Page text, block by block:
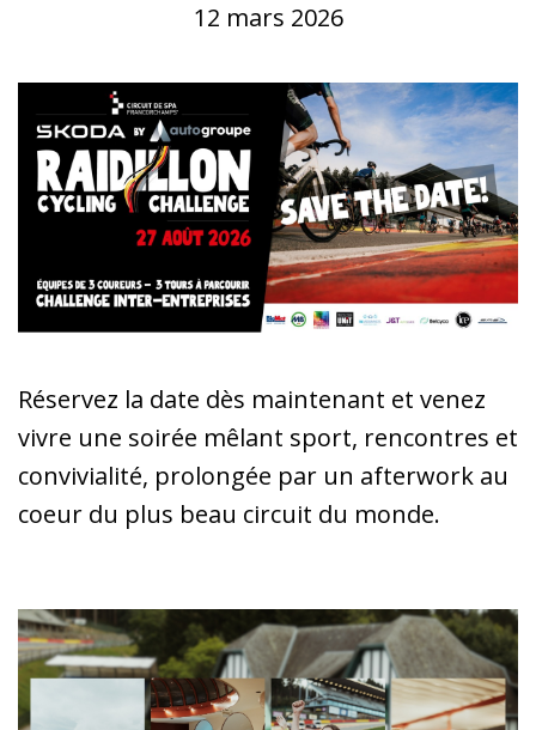
12 mars 2026
Réservez la date dès maintenant et venez
vivre une soirée mêlant sport, rencontres et
convivialité, prolongée par un afterwork au
coeur du plus beau circuit du monde.